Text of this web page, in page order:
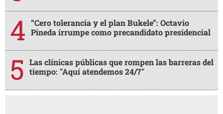
“Cero tolerancia y el plan Bukele”: Octavio
Pineda irrumpe como precandidato presidencial
Las clínicas públicas que rompen las barreras del
tiempo: "Aquí atendemos 24/7"